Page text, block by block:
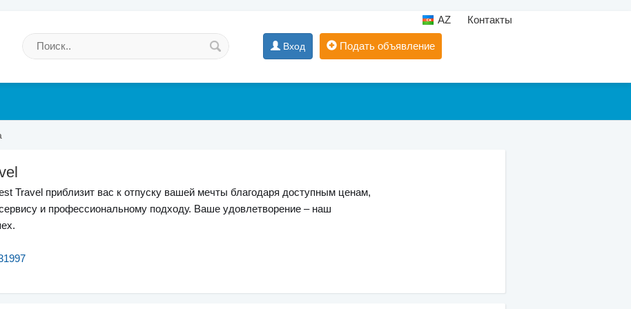
AZ Контакты
Вход Подать объявление
Travel приблизит вас к отпуску вашей мечты благодаря доступным ценам,
и профессиональному подходу. Ваше удовлетворение – наш